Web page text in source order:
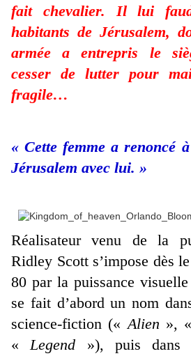
fait chevalier. Il lui
habitants de Jérusalem,
armée a entrepris le
cesser de lutter pour
fragile…
« Cette femme a renoncé
Jérusalem avec lui. »
Réalisateur venu de la
Ridley Scott s’impose dès
80 par la puissance
se fait d’abord un nom
science-fiction («Alien »,
«Legend »), puis